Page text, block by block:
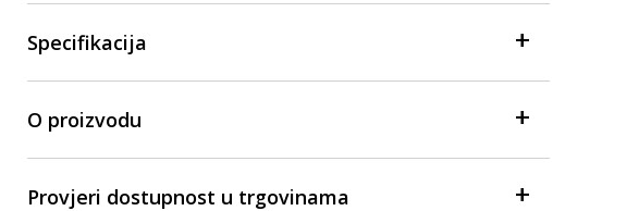
Specifikacija
O proizvodu
Provjeri dostupnost u trgovinama